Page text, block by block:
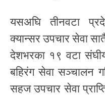
यसअघि तीनवटा
क्यान्सर उपचार सेवा
देशभरका १९ वटा
बहिरंग सेवा सञ्चालन
सहज उपचार सेवा